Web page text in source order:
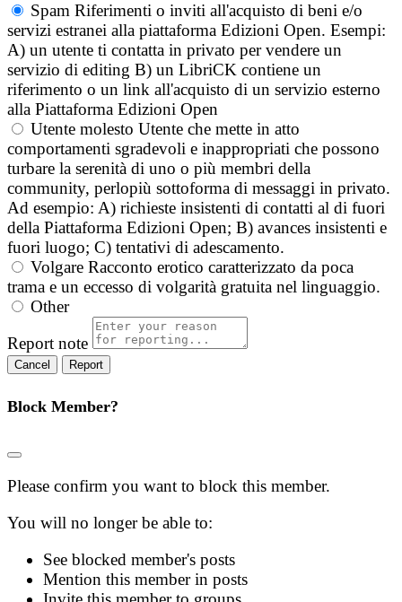
Spam Riferimenti o inviti all'acquisto di beni e/o
servizi estranei alla piattaforma Edizioni Open. Esempi:
A) un utente ti contatta in privato per vendere un
servizio di editing B) un LibriCK contiene un
riferimento o un link all'acquisto di un servizio esterno
alla Piattaforma Edizioni Open
Utente molesto Utente che mette in atto
comportamenti sgradevoli e inappropriati che possono
turbare la serenità di uno o più membri della
community, perlopiù sottoforma di messaggi in privato.
Ad esempio: A) richieste insistenti di contatti al di fuori
della Piattaforma Edizioni Open; B) avances insistenti e
fuori luogo; C) tentativi di adescamento.
Volgare Racconto erotico caratterizzato da poca
trama e un eccesso di volgarità gratuita nel linguaggio.
Other
Report note
Report
Block Member?
Please confirm you want to block this member.
You will no longer be able to:
See blocked member's posts
Mention this member in posts